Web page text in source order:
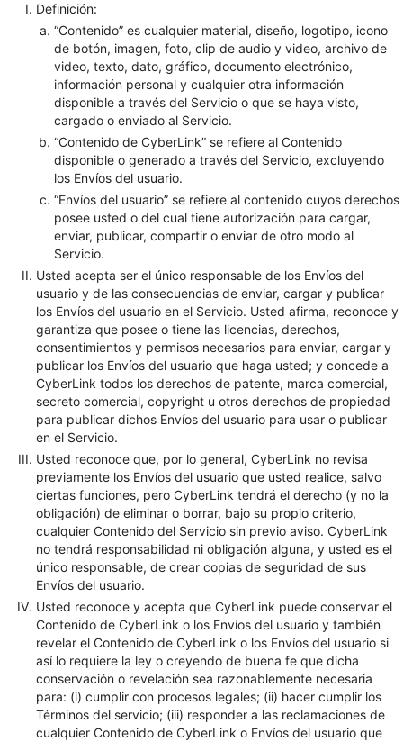
Definición:
“Contenido” es cualquier material, diseño, logotipo, icono
de botón, imagen, foto, clip de audio y video, archivo de
video, texto, dato, gráfico, documento electrónico,
información personal y cualquier otra información
disponible a través del Servicio o que se haya visto,
cargado o enviado al Servicio.
“Contenido de CyberLink” se refiere al Contenido
disponible o generado a través del Servicio, excluyendo
los Envíos del usuario.
“Envíos del usuario” se refiere al contenido cuyos derechos
posee usted o del cual tiene autorización para cargar,
enviar, publicar, compartir o enviar de otro modo al
Servicio.
Usted acepta ser el único responsable de los Envíos del
usuario y de las consecuencias de enviar, cargar y publicar
los Envíos del usuario en el Servicio. Usted afirma, reconoce y
garantiza que posee o tiene las licencias, derechos,
consentimientos y permisos necesarios para enviar, cargar y
publicar los Envíos del usuario que haga usted; y concede a
CyberLink todos los derechos de patente, marca comercial,
secreto comercial, copyright u otros derechos de propiedad
para publicar dichos Envíos del usuario para usar o publicar
en el Servicio.
Usted reconoce que, por lo general, CyberLink no revisa
previamente los Envíos del usuario que usted realice, salvo
ciertas funciones, pero CyberLink tendrá el derecho (y no la
obligación) de eliminar o borrar, bajo su propio criterio,
cualquier Contenido del Servicio sin previo aviso. CyberLink
no tendrá responsabilidad ni obligación alguna, y usted es el
único responsable, de crear copias de seguridad de sus
Envíos del usuario.
Usted reconoce y acepta que CyberLink puede conservar el
Contenido de CyberLink o los Envíos del usuario y también
revelar el Contenido de CyberLink o los Envíos del usuario si
así lo requiere la ley o creyendo de buena fe que dicha
conservación o revelación sea razonablemente necesaria
para: (i) cumplir con procesos legales; (ii) hacer cumplir los
Términos del servicio; (iii) responder a las reclamaciones de
cualquier Contenido de CyberLink o Envíos del usuario que